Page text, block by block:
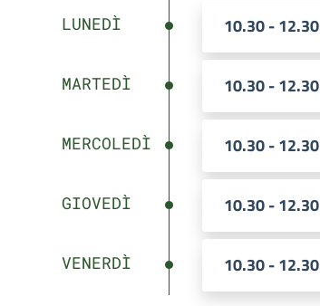
LUNEDÌ 10.30 - 12.30
MARTEDÌ 10.30 - 12.30
MERCOLEDÌ 10.30 - 12.30
GIOVEDÌ 10.30 - 12.30
VENERDÌ 10.30 - 12.30